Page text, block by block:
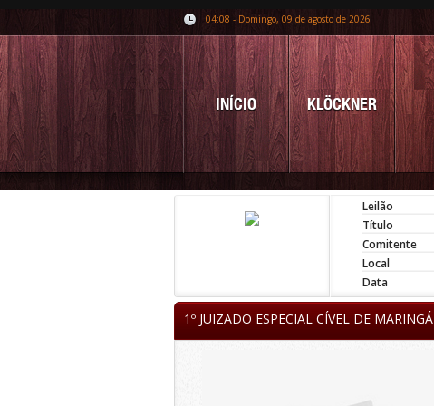
04:08 - Domingo, 09 de agosto de 2026
INÍCIO KLÖCKNER
Leilão
Título
Comitente
Local
Data
1º JUIZADO ESPECIAL CÍVEL DE MARINGÁ